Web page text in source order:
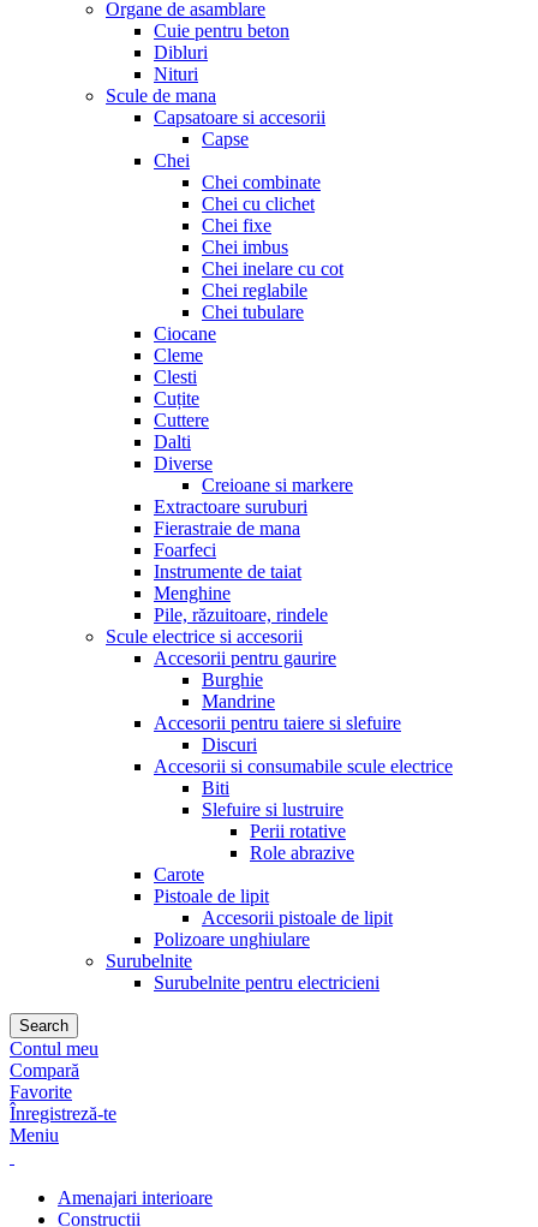
Organe de asamblare
Cuie pentru beton
Dibluri
Nituri
Scule de mana
Capsatoare si accesorii
Capse
Chei
Chei combinate
Chei cu clichet
Chei fixe
Chei imbus
Chei inelare cu cot
Chei reglabile
Chei tubulare
Ciocane
Cleme
Clesti
Cuțite
Cuttere
Dalti
Diverse
Creioane si markere
Extractoare suruburi
Fierastraie de mana
Foarfeci
Instrumente de taiat
Menghine
Pile, răzuitoare, rindele
Scule electrice si accesorii
Accesorii pentru gaurire
Burghie
Mandrine
Accesorii pentru taiere si slefuire
Discuri
Accesorii si consumabile scule electrice
Biti
Slefuire si lustruire
Perii rotative
Role abrazive
Carote
Pistoale de lipit
Accesorii pistoale de lipit
Polizoare unghiulare
Surubelnite
Surubelnite pentru electricieni
Search
Contul meu
Compară
Favorite
Înregistreză-te
Meniu
Amenajari interioare
Constructii